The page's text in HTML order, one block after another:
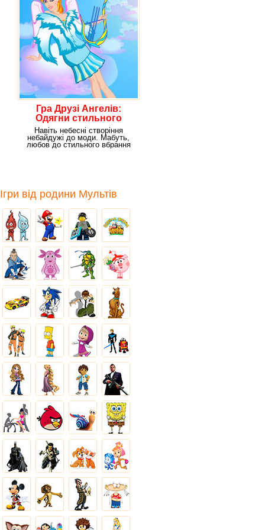
Гра Друзі Ангелів:
Одягни стильного
ангела
Навіть небесні створіння
небайдужі до моди. Мабуть,
любов до стильного вбрання
Ігри від родини Мультів